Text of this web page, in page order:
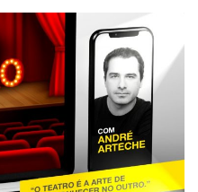
YoutubeTikTok Whatsapp